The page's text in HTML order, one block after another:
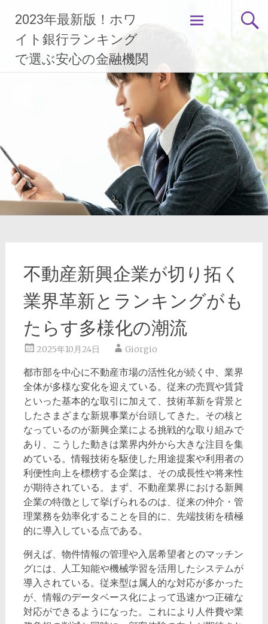
2023年最新版！ホワ
イト銀行ランキング
で選ぶ安心の金融機関
不動産新興企業が切り拓く
業界革新とランキングがも
たらす多様化の潮流
2025年10月24日 Giorgio
都市部を中心に不動産市場の活性化が続く中、業界
全体が多様な変化を迎えている。 従来の売買や賃貸
といった基本的な取引に加えて、技術革新を背景と
したさまざまな新規事業が台頭してきた。その核と
なっているのが新興企業による挑戦的な取り組みで
あり、こうした動きは業界内外から大きな注目を集
めている。情報技術を駆使した用途提案や利用者の
利便性向上を標榜する企業は、その成長性や将来性
が期待されている。まず、不動産業界における新興
企業の特徴として挙げられるのは、従来の仲介・管
理業務を効率化することを目的に、先端技術を積極
的に導入している点である。
例えば、物件情報の管理や入居希望者とのマッチン
グには、人工知能や機械学習を活用したシステムが
導入されている。従来型は属人的な対応が多かった
が、情報のデータベース化によって迅速かつ正確な
対応ができるようになった。これにより人件費や業